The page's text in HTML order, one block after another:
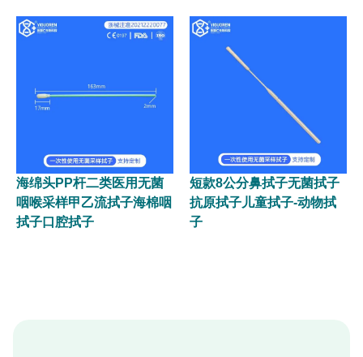
海绵头PP杆二类医用无菌
咽喉采样甲乙流拭子海棉咽
拭子口腔拭子
短款8公分鼻拭子无菌拭子
抗原拭子儿童拭子-动物拭
子